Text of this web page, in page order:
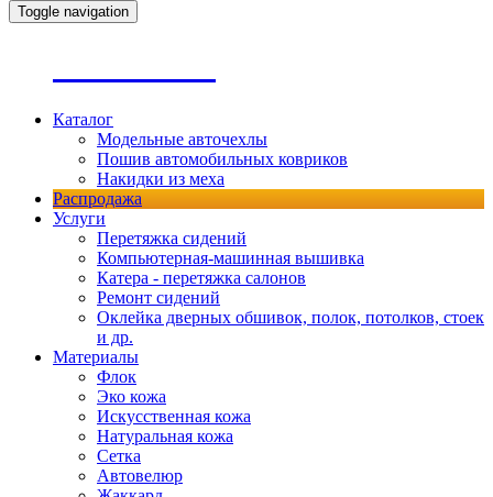
Toggle navigation
Каталог
Модельные авточехлы
Пошив автомобильных ковриков
Накидки из меха
Распродажа
Услуги
Перетяжка сидений
Компьютерная-машинная вышивка
Катера - перетяжка салонов
Ремонт сидений
Оклейка дверных обшивок, полок, потолков, стоек
и др.
Материалы
Флок
Эко кожа
Искусственная кожа
Натуральная кожа
Сетка
Автовелюр